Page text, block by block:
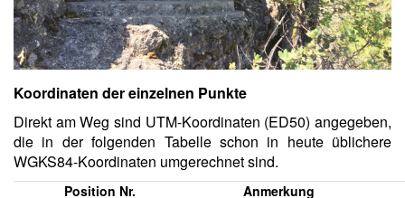
Koordinaten der einzelnen Punkte
Direkt am Weg sind UTM-Koordinaten (ED50) angegeben,
die in der folgenden Tabelle schon in heute üblichere
WGKS84-Koordinaten umgerechnet sind.
Position Nr. Anmerkung